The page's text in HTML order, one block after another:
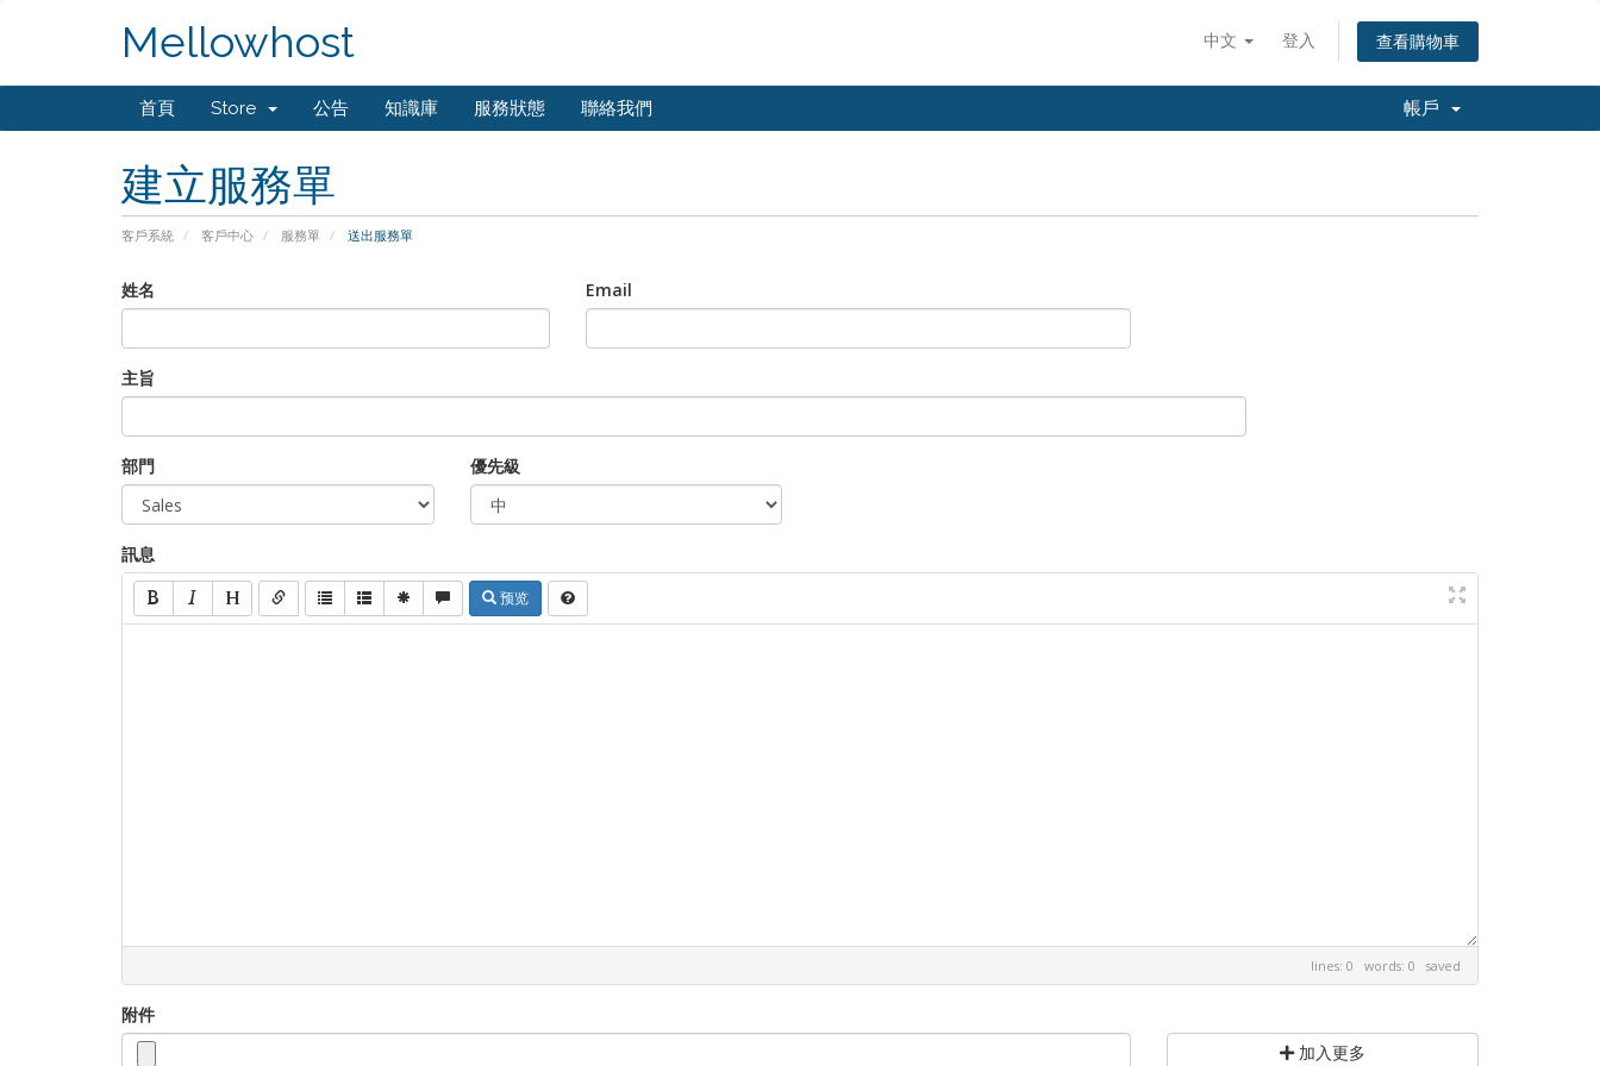
中文 登入 查看購物車
Mellowhost
首頁 Store 公告 知識庫 服務狀態 聯絡我們 帳戶
建立服務單
客戶系統 客戶中心 服務單 送出服務單
姓名 Email
主旨
部門 優先級
訊息
预览
lines: 0 words: 0 saved
附件
加入更多